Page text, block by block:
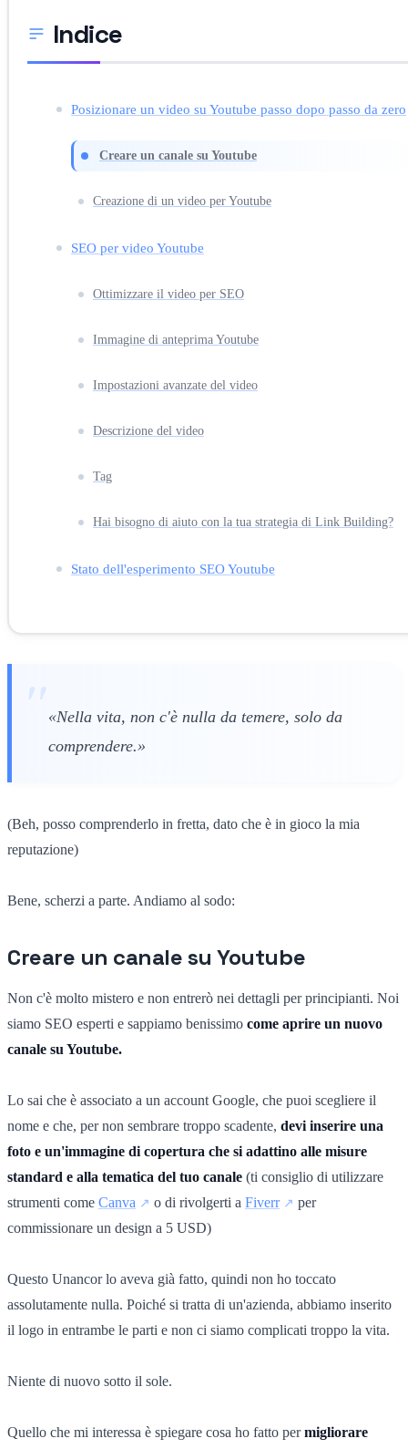
Indice
Posizionare un video su Youtube passo dopo passo da zero
Creare un canale su Youtube
Creazione di un video per Youtube
SEO per video Youtube
Ottimizzare il video per SEO
Immagine di anteprima Youtube
Impostazioni avanzate del video
Descrizione del video
Tag
Hai bisogno di aiuto con la tua strategia di Link Building?
Stato dell'esperimento SEO Youtube
«Nella vita, non c'è nulla da temere, solo da
comprendere.»
(Beh, posso comprenderlo in fretta, dato che è in gioco la mia
reputazione)
Bene, scherzi a parte. Andiamo al sodo:
Creare un canale su Youtube
Non c'è molto mistero e non entrerò nei dettagli per principianti. Noi
siamo SEO esperti e sappiamo benissimo come aprire un nuovo
canale su Youtube.
Lo sai che è associato a un account Google, che puoi scegliere il
nome e che, per non sembrare troppo scadente, devi inserire una
foto e un'immagine di copertura che si adattino alle misure
standard e alla tematica del tuo canale (ti consiglio di utilizzare
strumenti come Canva o di rivolgerti a Fiverr
per
commissionare un design a 5 USD)
Questo Unancor lo aveva già fatto, quindi non ho toccato
assolutamente nulla. Poiché si tratta di un'azienda, abbiamo inserito
il logo in entrambe le parti e non ci siamo complicati troppo la vita.
Niente di nuovo sotto il sole.
Quello che mi interessa è spiegare cosa ho fatto permigliorare